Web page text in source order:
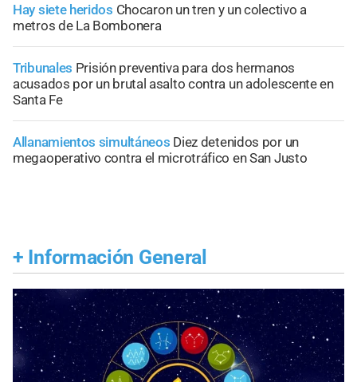
Hay siete heridos Chocaron un tren y un colectivo a
metros de La Bombonera
Tribunales Prisión preventiva para dos hermanos
acusados por un brutal asalto contra un adolescente en
Santa Fe
Allanamientos simultáneos Diez detenidos por un
megaoperativo contra el microtráfico en San Justo
+ Información General